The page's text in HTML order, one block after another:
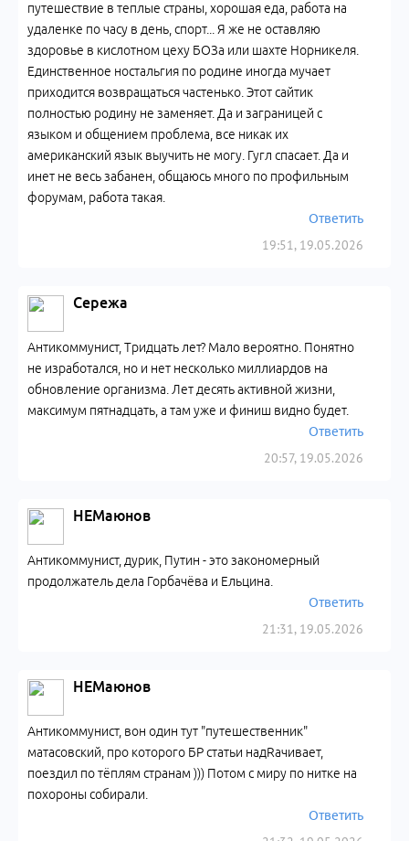
19:51, 19.05.2026
путешествие в теплые страны, хорошая еда, работа на
удаленке по часу в день, спорт... Я же не оставляю
здоровье в кислотном цеху БОЗа или шахте Норникеля.
Единственное ностальгия по родине иногда мучает
приходится возвращаться частенько. Этот сайтик
полностью родину не заменяет. Да и заграницей с
языком и общением проблема, все никак их
американский язык выучить не могу. Гугл спасает. Да и
инет не весь забанен, общаюсь много по профильным
форумам, работа такая.
Ответить
Сережа
20:57, 19.05.2026
Антикоммунист, Тридцать лет? Мало вероятно. Понятно
не изработался, но и нет несколько миллиардов на
обновление организма. Лет десять активной жизни,
максимум пятнадцать, а там уже и финиш видно будет.
Ответить
НЕМаюнов
21:31, 19.05.2026
Антикоммунист, дурик, Путин - это закономерный
продолжатель дела Горбачёва и Ельцина.
Ответить
НЕМаюнов
Антикоммунист, вон один тут "путешественник"
матасовский, про которого БР статьи надRачивает,
поездил по тёплям странам ))) Потом с миру по нитке на
похороны собирали.
Ответить